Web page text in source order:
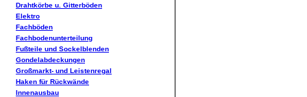
Drahtkörbe u. Gitterböden
Elektro
Fachböden
Fachbodenunterteilung
Fußteile und Sockelblenden
Gondelabdeckungen
Großmarkt- und Leistenregal
Haken für Rückwände
Innenausbau